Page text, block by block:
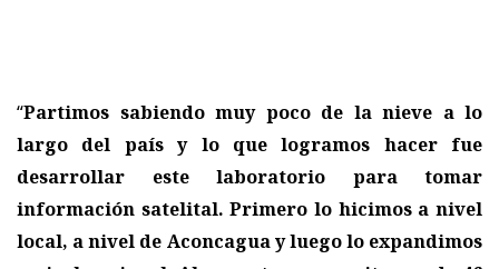
“Partimos sabiendo muy poco de la nieve a lo
largo del país y lo que logramos hacer fue
desarrollar este laboratorio para tomar
información satelital. Primero lo hicimos a nivel
local, a nivel de Aconcagua y luego lo expandimos